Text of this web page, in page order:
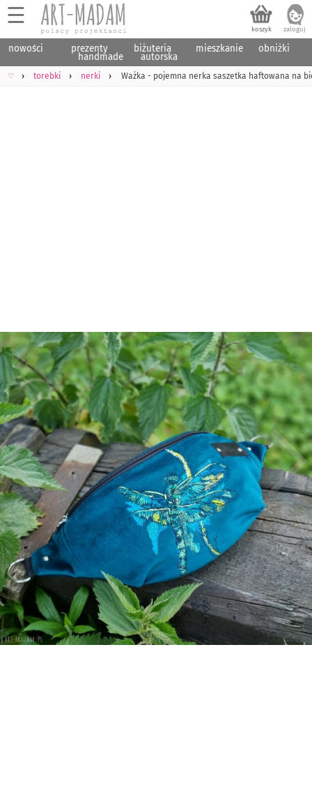
☰
nowości prezenty
handmade
biżuteria
autorska
mieszkanie obniżki
♡ torebki nerki Ważka - pojemna nerka saszetka haftowana na